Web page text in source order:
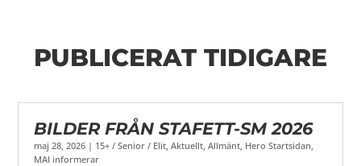
PUBLICERAT TIDIGARE
BILDER FRÅN STAFETT-SM 2026
maj 28, 2026 | 15+ / Senior / Elit ,Aktuellt ,Allmänt Hero Startsidan
MAI informerar